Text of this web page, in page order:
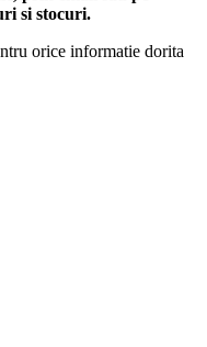
si stocuri.
orice informatie dorita